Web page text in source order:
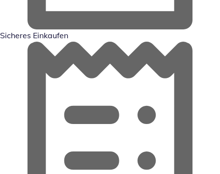
Sicheres Einkaufen